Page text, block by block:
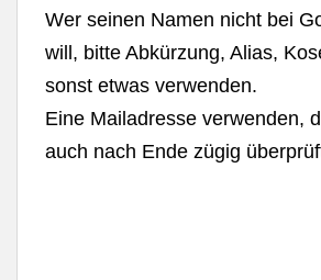
Wer seinen Namen nicht bei
will, bitte Abkürzung, Alias,
sonst etwas verwenden.
Eine Mailadresse verwenden,
auch nach Ende zügig